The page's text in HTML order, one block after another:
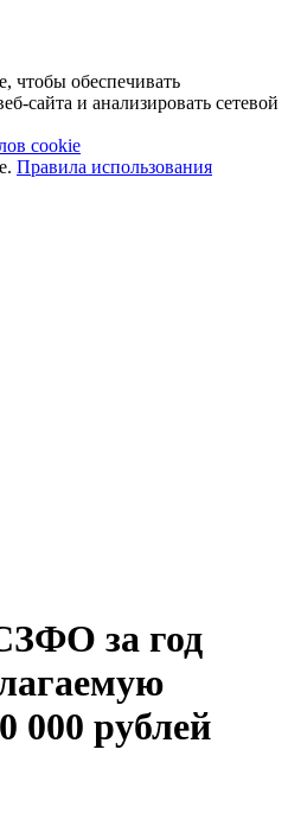
чтобы обеспечивать
сайта и анализировать сетевой
cookie
Правила использования
за год
000 рублей